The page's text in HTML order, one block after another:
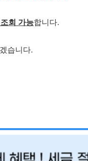
회 가능합니다.
습니다.